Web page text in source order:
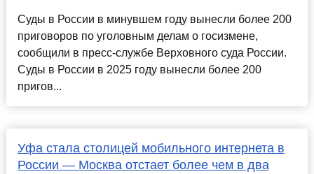
Суды в России в минувшем году вынесли более 200
приговоров по уголовным делам о госизмене,
сообщили в пресс-службе Верховного суда России.
Суды в России в 2025 году вынесли более 200
пригов...
Уфа стала столицей мобильного интернета в
России — Москва отстает более чем в два